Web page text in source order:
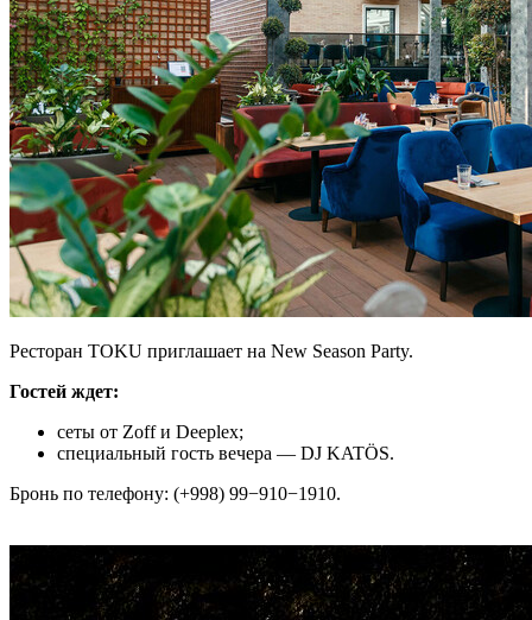
Ресторан TOKU приглашает на New Season Party.
Гостей ждет:
сеты от Zoff и Deeplex;
специальный гость вечера — DJ KATÖS.
Бронь по телефону: (+998) 99−910−1910.